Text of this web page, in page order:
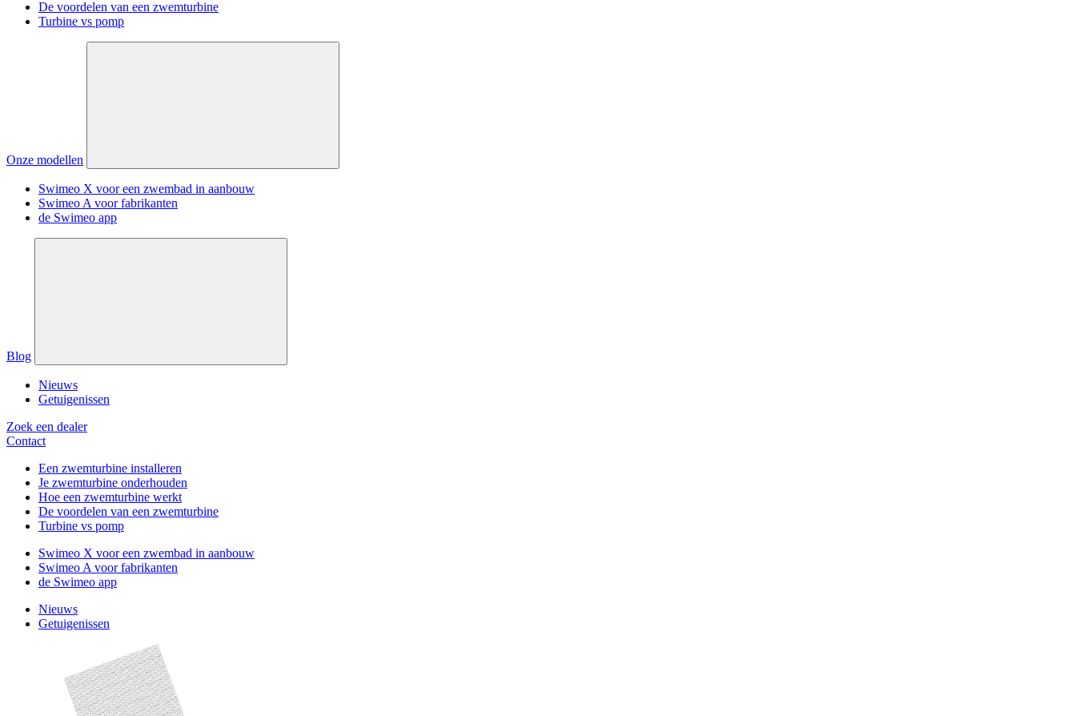
De voordelen van een zwemturbine
Turbine vs pomp
Onze modellen
Swimeo X voor een zwembad in aanbouw
Swimeo A voor fabrikanten
de Swimeo app
Blog
Nieuws
Getuigenissen
Zoek een dealer
Contact
Een zwemturbine installeren
Je zwemturbine onderhouden
Hoe een zwemturbine werkt
De voordelen van een zwemturbine
Turbine vs pomp
Swimeo X voor een zwembad in aanbouw
Swimeo A voor fabrikanten
de Swimeo app
Nieuws
Getuigenissen